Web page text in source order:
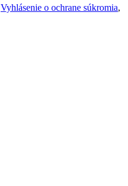
Vyhlásenie o ochrane súkromia,